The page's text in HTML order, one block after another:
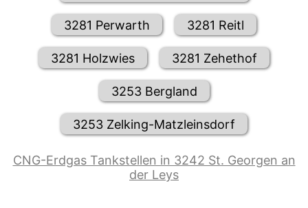
3281 Perwarth 3281 Reitl
3281 Holzwies 3281 Zehethof
3253 Bergland
3253 Zelking-Matzleinsdorf
CNG-Erdgas Tankstellen in 3242 St. Georgen an
der Leys